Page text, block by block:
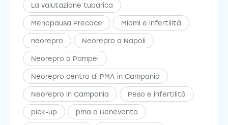
La valutazione tubarica
Menopausa Precoce Miomi e infertilità
neorepro Neorepro a Napoli
Neorepro a Pompei
Neorepro centro di PMA in Campania
Neorepro in Campania Peso e infertilità
pick-up pma a Benevento